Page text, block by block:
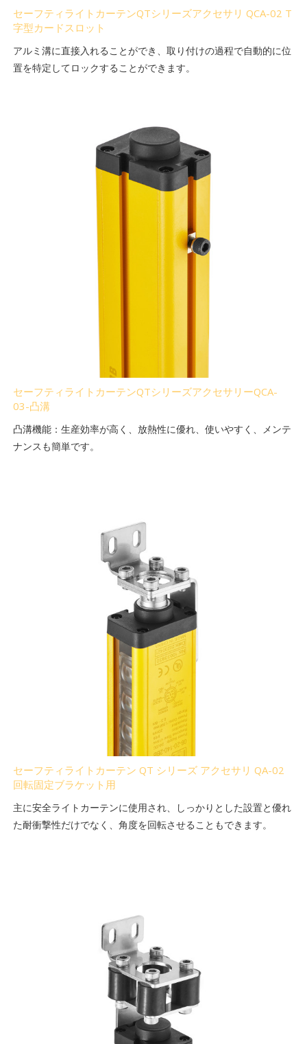
セーフティライトカーテンQTシリーズアクセサリ QCA-02 T
字型カードスロット
アルミ溝に直接入れることができ、取り付けの過程で自動的に位
置を特定してロックすることができます。
セーフティライトカーテンQTシリーズアクセサリーQCA-
03-凸溝
凸溝機能：生産効率が高く、放熱性に優れ、使いやすく、メンテ
ナンスも簡単です。
セーフティライトカーテン QT シリーズ アクセサリ QA-02
回転固定ブラケット用
主に安全ライトカーテンに使用され、しっかりとした設置と優れ
た耐衝撃性だけでなく、角度を回転させることもできます。